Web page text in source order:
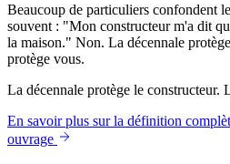
Beaucoup de particuliers confondent
souvent : "Mon constructeur m'a dit
la maison." Non. La décennale
protège vous.
La décennale protège le constructeur.
En savoir plus sur la définition
ouvrage